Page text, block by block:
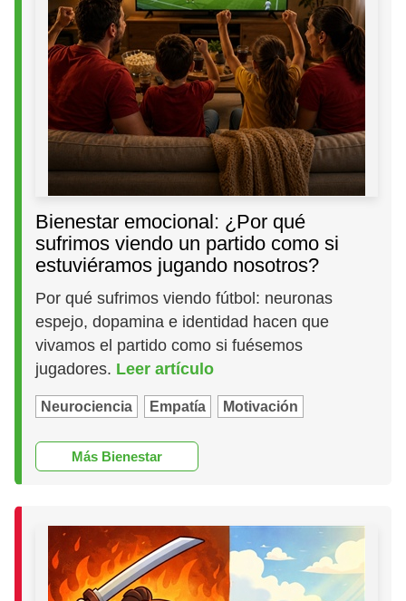
Bienestar emocional: ¿Por qué
sufrimos viendo un partido como si
estuviéramos jugando nosotros?
Por qué sufrimos viendo fútbol: neuronas
espejo, dopamina e identidad hacen que
vivamos el partido como si fuésemos
jugadores. Leer artículo
Neurociencia Empatía Motivación
Más Bienestar